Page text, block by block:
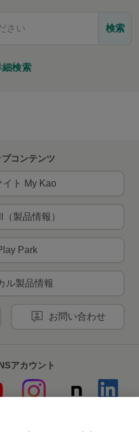
検索
細検索
コンテンツ
ト My Kao
製品情報）
Park
ル製品情報
お問い合わせ
アカウント